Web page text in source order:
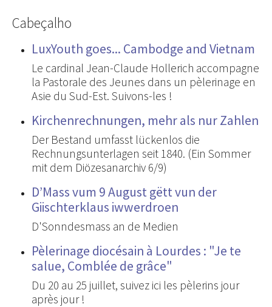
Cabeçalho
LuxYouth goes... Cambodge and Vietnam
Le cardinal Jean-Claude Hollerich accompagne
la Pastorale des Jeunes dans un pèlerinage en
Asie du Sud-Est. Suivons-les !
Kirchenrechnungen, mehr als nur Zahlen
Der Bestand umfasst lückenlos die
Rechnungsunterlagen seit 1840. (Ein Sommer
mit dem Diözesanarchiv 6/9)
D’Mass vum 9 August gëtt vun der
Giischterklaus iwwerdroen
D'Sonndesmass an de Medien
Pèlerinage diocésain à Lourdes : "Je te
salue, Comblée de grâce"
Du 20 au 25 juillet, suivez ici les pèlerins jour
après jour !